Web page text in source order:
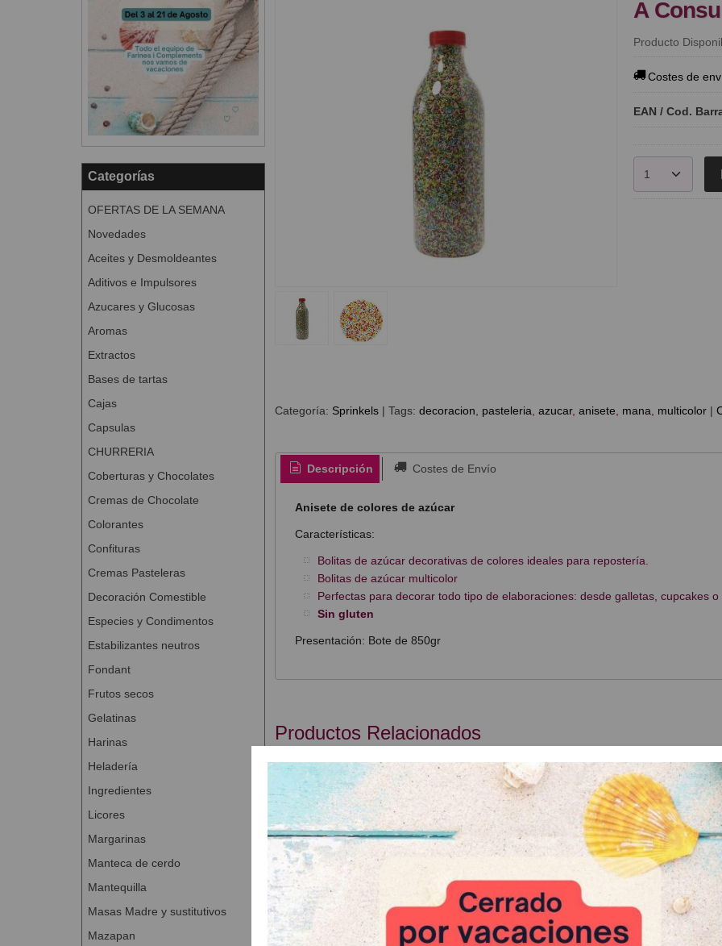
Categorías
OFERTAS DE LA SEMANA
Novedades
Aceites y Desmoldeantes
Aditivos e Impulsores
Azucares y Glucosas
Aromas
Extractos
Bases de tartas
Cajas
Capsulas
CHURRERIA
Coberturas y Chocolates
Cremas de Chocolate
Colorantes
Confituras
Cremas Pasteleras
Decoración Comestible
Especies y Condimentos
Estabilizantes neutros
Fondant
Frutos secos
Gelatinas
Harinas
Heladería
Ingredientes
Licores
Margarinas
Manteca de cerdo
Mantequilla
Masas Madre y sustitutivos
Mazapan
A
Producto
Costes de
EAN / Cod.
Categoría: Sprinkels| Tags: decoracion pasteleria azucar anisete mana multicolor |
Descripción Costes de Envío
Anisete de colores de azúcar
Características:
Bolitas de azúcar decorativas de colores ideales para repostería.
Bolitas de azúcar multicolor
Perfectas para decorar todo tipo de elaboraciones: desde galletas, cupcakes
Sin gluten
Presentación: Bote de 850gr
Productos Relacionados
Credi paste Rojo 1Kg
Cereza roja entera
A Consultar
Tulipas